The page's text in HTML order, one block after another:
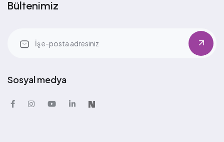
Bültenimiz
Sosyal medya